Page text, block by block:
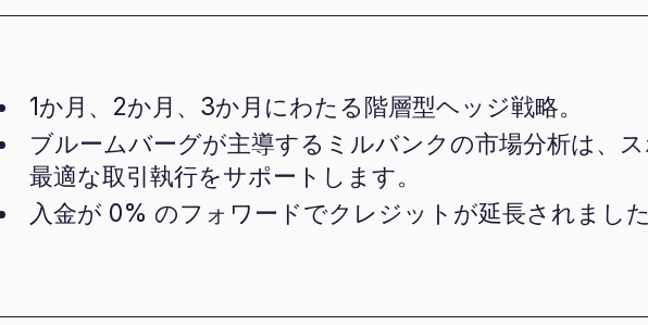
1か月、2か月、3か月にわたる階層型ヘッジ戦略。
ブルームバーグが主導するミルバンクの市場分析は、
最適な取引執行をサポートします。
入金が 0% のフォワードでクレジットが延長されました